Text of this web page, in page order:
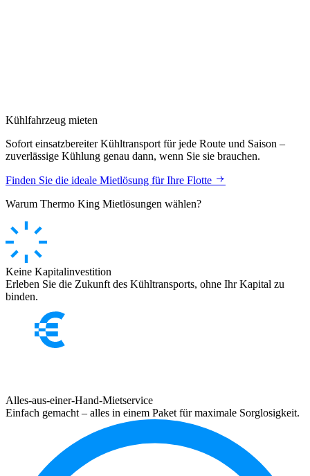
Kühlfahrzeug mieten
Sofort einsatzbereiter Kühltransport für jede Route und Saison –
zuverlässige Kühlung genau dann, wenn Sie sie brauchen.
Finden Sie die ideale Mietlösung für Ihre Flotte
Warum Thermo King Mietlösungen wählen?
Keine Kapitalinvestition
Erleben Sie die Zukunft des Kühltransports, ohne Ihr Kapital zu
binden.
Alles-aus-einer-Hand-Mietservice
Einfach gemacht – alles in einem Paket für maximale Sorglosigkeit.